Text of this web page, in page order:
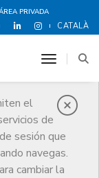
PRIVADA
CATALÀ
el
de
sesión que
navegas.
cambiar la
toggle